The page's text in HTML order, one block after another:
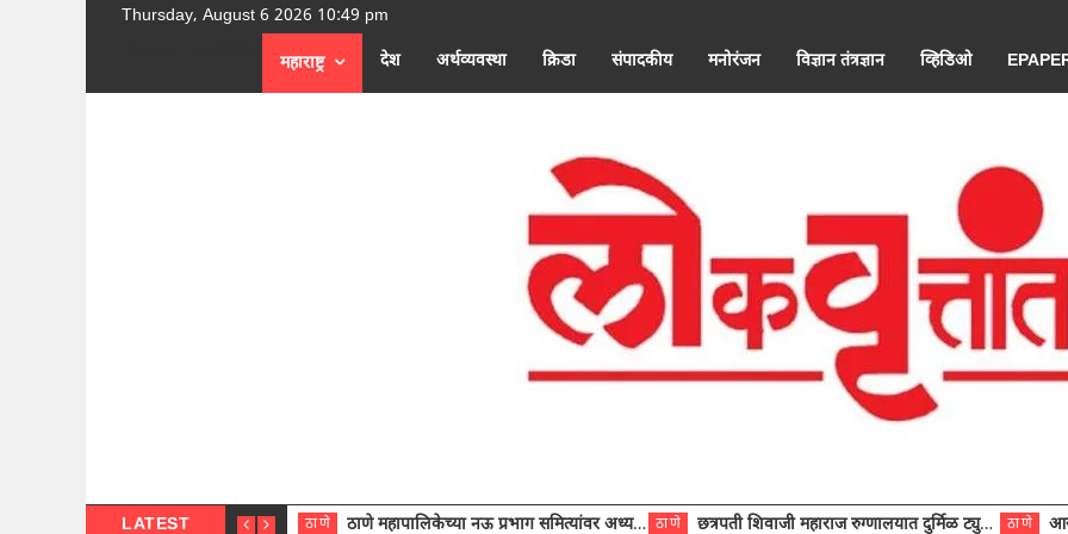
Thursday, August 6 2026 10:49 pm
महाराष्ट्र देश अर्थव्यवस्था क्रिडा संपादकीय मनोरंजन विज्ञान तंत्रज्ञान व्हिडिओ
LATEST ठाणे ठाणे महापालिकेच्या नऊ प्रभाग समित्यांवर अध्यक्ष विराजमान ठाणे छत्रपती शिवाजी महाराज रुग्णालयात दुर्मिळ ट्युमरची यशस्वी शस्त्रक्रिया ठाणे आरोग्य